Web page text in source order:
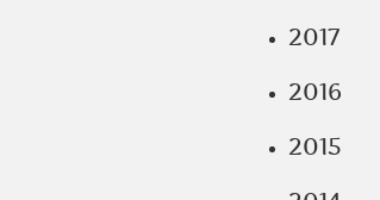
2017
2016
2015